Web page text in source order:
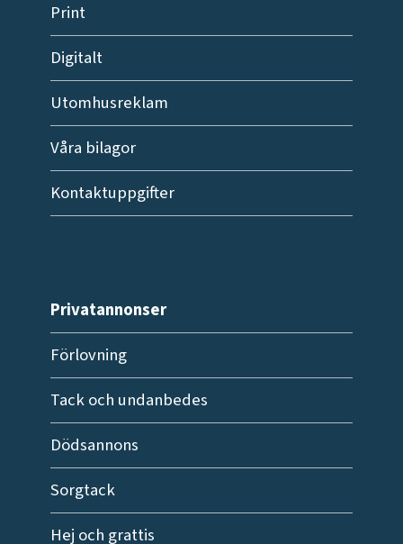
Print
Digitalt
Utomhusreklam
Våra bilagor
Kontaktuppgifter
Privatannonser
Förlovning
Tack och undanbedes
Dödsannons
Sorgtack
Hej och grattis